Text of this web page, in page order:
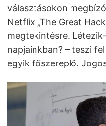
választásokon
Netflix „The Great
megtekintésre.
napjainkban? – teszi
egyik főszereplő.